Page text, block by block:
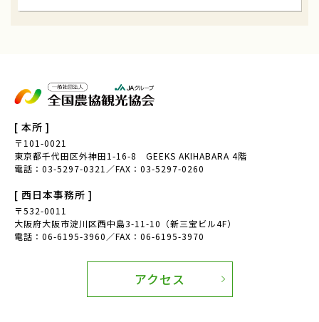
[ 本所 ]
〒101-0021
東京都千代田区外神田1-16-8 GEEKS AKIHABARA 4階
電話：03-5297-0321／FAX：03-5297-0260
[ 西日本事務所 ]
〒532-0011
大阪府大阪市淀川区西中島3-11-10（新三宝ビル4F）
電話：06-6195-3960／FAX：06-6195-3970
アクセス